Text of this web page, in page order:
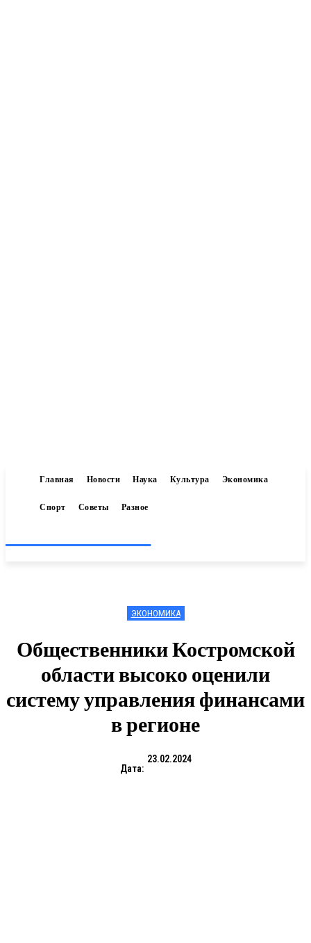
Главная Новости Наука Культура Экономика
Спорт Советы Разное
ЭКОНОМИКА
Общественники Костромской
области высоко оценили
систему управления финансами
в регионе
Дата:
23.02.2024